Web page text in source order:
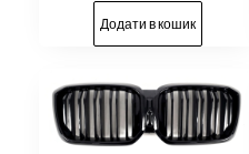
Додати в кошик